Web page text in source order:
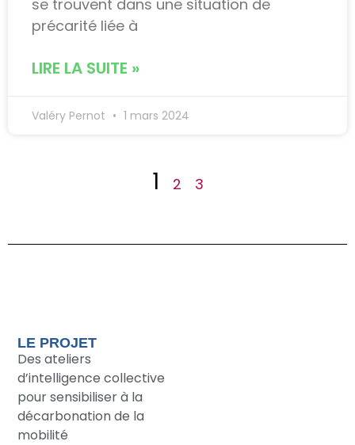
se trouvent dans une situation de
précarité liée à
LIRE LA SUITE »
Valéry Pernot 1 mars 2024
1 2 3
LE PROJET
Des ateliers
d’intelligence collective
pour sensibiliser à la
décarbonation de la
mobilité